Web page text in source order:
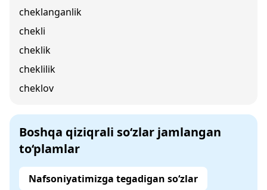
cheklanganlik
chekli
cheklik
cheklilik
cheklov
Boshqa qiziqrali so‘zlar jamlangan
to‘plamlar
Nafsoniyatimizga tegadigan so‘zlar